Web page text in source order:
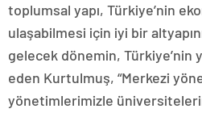
toplumsal yapı, Türkiye’nin
ulaşabilmesi için iyi bir
gelecek dönemin, Türkiye’nin
eden Kurtulmuş, “Merkezi
yönetimlerimizle